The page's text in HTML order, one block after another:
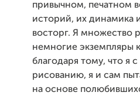
привычном, печатном
историй, их динамика
восторг. Я множество
немногие экземпляры
благодаря тому, что я
рисованию, я и сам
на основе